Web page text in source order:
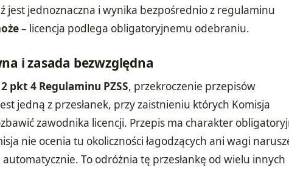
jest jednoznaczna i wynika bezpośrednio z regulaminu
– licencja podlega obligatoryjnemu odebraniu.
i zasada bezwzględna
pkt 4 Regulaminu PZSS, przekroczenie przepisów
jedną z przesłanek, przy zaistnieniu których Komisja
zawodnika licencji. Przepis ma charakter
nie ocenia tu okoliczności łagodzących ani wagi
automatycznie. To odróżnia tę przesłankę od wielu innych